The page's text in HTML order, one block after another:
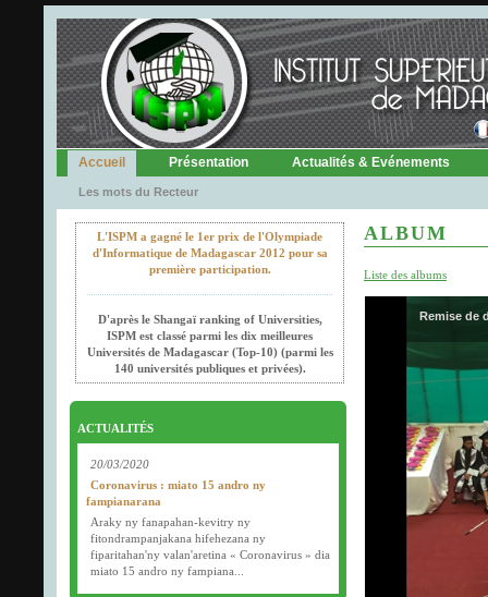
Accueil Présentation Actualités & Evénements
Les mots du Recteur
L'ISPM a gagné le 1er prix de l'Olympiade
d'Informatique de Madagascar 2012 pour sa
première participation.
D'après le Shangaï ranking of Universities,
ISPM est classé parmi les dix meilleures
Universités de Madagascar (Top-10) (parmi les
140 universités publiques et privées).
ACTUALITÉS
20/03/2020
Coronavirus : miato 15 andro ny
fampianarana
Araky ny fanapahan-kevitry ny
fitondrampanjakana hifehezana ny
fiparitahan'ny valan'aretina « Coronavirus » dia
miato 15 andro ny fampiana...
ALBUM
Liste des albums
Remise de